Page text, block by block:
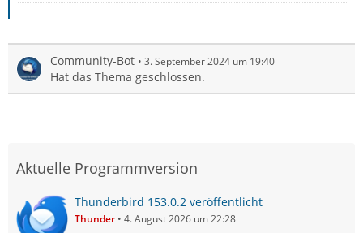
Community-Bot 3. September 2024 um 19:40
Hat das Thema geschlossen.
Aktuelle Programmversion
Thunderbird 153.0.2 veröffentlicht
Thunder 4. August 2026 um 22:28